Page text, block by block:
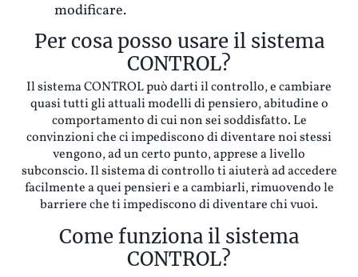
modificare.
Per cosa posso usare il sistema
CONTROL?
Il sistema CONTROL può darti il controllo, e cambiare
quasi tutti gli attuali modelli di pensiero, abitudine o
comportamento di cui non sei soddisfatto. Le
convinzioni che ci impediscono di diventare noi stessi
vengono, ad un certo punto, apprese a livello
subconscio. Il sistema di controllo ti aiuterà ad accedere
facilmente a quei pensieri e a cambiarli, rimuovendo le
barriere che ti impediscono di diventare chi vuoi.
Come funziona il sistema
CONTROL?